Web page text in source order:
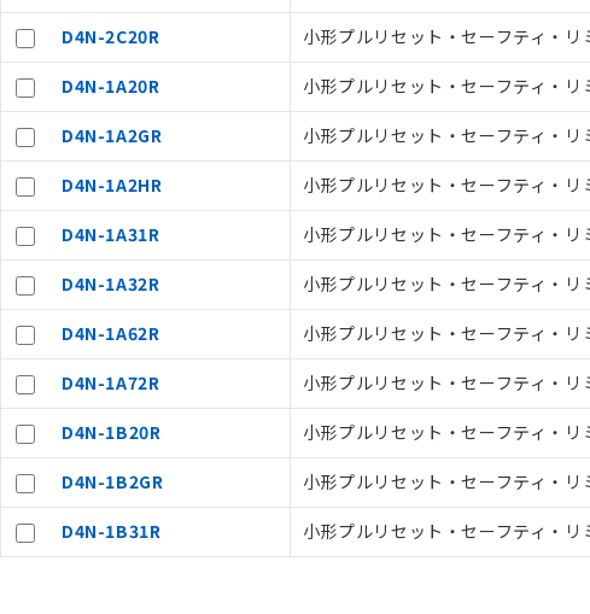
D4N-2C20R 小形プルリセット・セーフティ・
D4N-1A20R 小形プルリセット・セーフティ・
D4N-1A2GR 小形プルリセット・セーフティ・
D4N-1A2HR 小形プルリセット・セーフティ・
D4N-1A31R 小形プルリセット・セーフティ・
D4N-1A32R 小形プルリセット・セーフティ・
D4N-1A62R 小形プルリセット・セーフティ・
D4N-1A72R 小形プルリセット・セーフティ・
D4N-1B20R 小形プルリセット・セーフティ・
D4N-1B2GR 小形プルリセット・セーフティ・
D4N-1B31R 小形プルリセット・セーフティ・
記
説明
○ 一定数以上の
△ 一定数には満
－
在庫なし(最新
機器販売店・
空
白
受注生産機種
以下の条件をお読みい
本サービスは、当
くものです。
当社制御機器事業
在庫状況および標
のであり、閲覧さ
い。
正式な納期状況お
当社販売員にご相
オムロン制御機器
在庫状況および標
す。
マイパーツ機能（
ている必要があり
お客様が当ウェブ
が、当社の製品・
さい。
※当社の共同利用
いる法人を指しま